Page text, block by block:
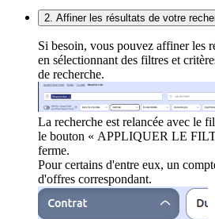
2. Affiner les résultats de votre
Si besoin, vous pouvez affiner les
en sélectionnant des filtres et
de recherche.
La recherche est relancée avec le
le bouton « APPLIQUER LE
ferme.
Pour certains d'entre eux, un
d'offres correspondant.